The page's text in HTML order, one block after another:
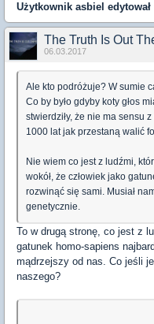
Użytkownik asbiel
The Truth Is Out
06.03.2017
Ale kto podróżuje? W sumie
Co by było gdyby koty głos
stwierdziły, że nie ma sensu
1000 lat jak przestaną walić
Nie wiem co jest z ludźmi,
wokół, że człowiek jako
rozwinąć się sami. Musiał
genetycznie.
To w drugą stronę, co jest z
gatunek homo-sapiens
mądrzejszy od nas. Co jeśli
naszego?